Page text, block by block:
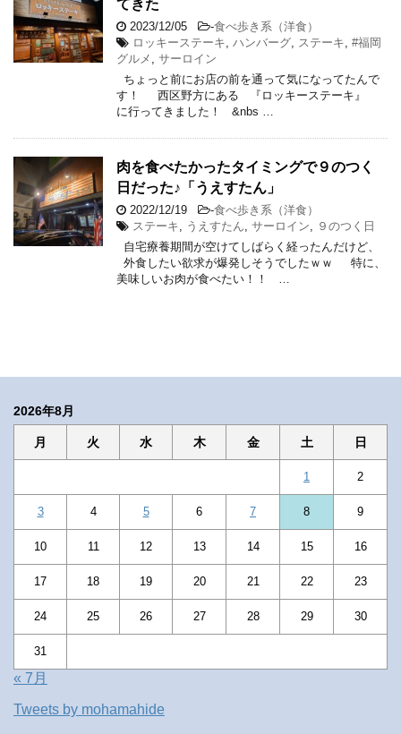
てきた
2023/12/05 -食べ歩き系（洋食）
ロッキーステーキ ハンバーグ ステーキ #福岡
グルメ
サーロイン
ちょっと前にお店の前を通って気になってたんで
す！ 西区野方にある 『ロッキーステーキ』
に行ってきました！ &nbs …
肉を食べたかったタイミングで９のつく
日だった♪「うえすたん」
2022/12/19 -食べ歩き系（洋食）
ステーキ
うえすたん サーロイン
９のつく日
自宅療養期間が空けてしばらく経ったんだけど、
外食したい欲求が爆発しそうでしたｗｗ 特に、
美味しいお肉が食べたい！！ …
2026年8月
月 火 水 木 金 土 日
1 2
3 4 5 6 7 8 9
10 11 12 13 14 15 16
17 18 19 20 21 22 23
24 25 26 27 28 29 30
31
« 7月
Tweets by mohamahide